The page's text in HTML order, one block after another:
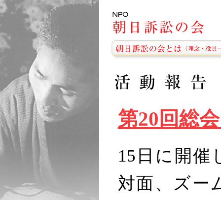
第20回総
15日に開催
対面、ズー